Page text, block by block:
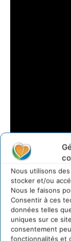
Nous utilisons
stocker et/ou
Nous le faisons
Consentir à ces
données telles
uniques sur ce
consentement
fonctionnalités et